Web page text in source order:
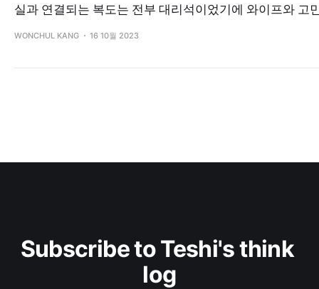
실과 연결되는 복도는 전부 대리석이었기에 와이프와 고
WONCHUL KANG 16 10월 2023
Subscribe to Teshi's think
log